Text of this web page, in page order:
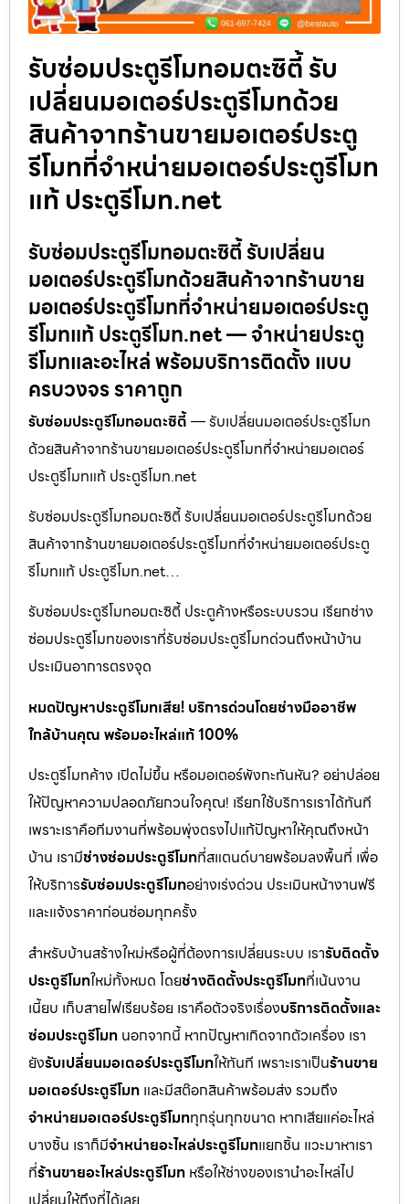
รับซ่อมประตูรีโมทอมตะซิตี้ รับ
เปลี่ยนมอเตอร์ประตูรีโมทด้วย
สินค้าจากร้านขายมอเตอร์ประตู
รีโมทที่จำหน่ายมอเตอร์ประตูรีโมท
แท้ ประตูรีโมท.net
รับซ่อมประตูรีโมทอมตะซิตี้ รับเปลี่ยน
มอเตอร์ประตูรีโมทด้วยสินค้าจากร้านขาย
มอเตอร์ประตูรีโมทที่จำหน่ายมอเตอร์ประตู
รีโมทแท้ ประตูรีโมท.net — จำหน่ายประตู
รีโมทและอะไหล่ พร้อมบริการติดตั้ง แบบ
ครบวงจร ราคาถูก
รับซ่อมประตูรีโมทอมตะซิตี้ — รับเปลี่ยนมอเตอร์ประตูรีโมท
ด้วยสินค้าจากร้านขายมอเตอร์ประตูรีโมทที่จำหน่ายมอเตอร์
ประตูรีโมทแท้ ประตูรีโมท.net
รับซ่อมประตูรีโมทอมตะซิตี้ รับเปลี่ยนมอเตอร์ประตูรีโมทด้วย
สินค้าจากร้านขายมอเตอร์ประตูรีโมทที่จำหน่ายมอเตอร์ประตู
รีโมทแท้ ประตูรีโมท.net…
รับซ่อมประตูรีโมทอมตะซิตี้ ประตูค้างหรือระบบรวน เรียกช่าง
ซ่อมประตูรีโมทของเราที่รับซ่อมประตูรีโมทด่วนถึงหน้าบ้าน
ประเมินอาการตรงจุด
หมดปัญหาประตูรีโมทเสีย! บริการด่วนโดยช่างมืออาชีพ
ใกล้บ้านคุณ พร้อมอะไหล่แท้ 100%
ประตูรีโมทค้าง เปิดไม่ขึ้น หรือมอเตอร์พังกะทันหัน? อย่าปล่อย
ให้ปัญหาความปลอดภัยกวนใจคุณ! เรียกใช้บริการเราได้ทันที
เพราะเราคือทีมงานที่พร้อมพุ่งตรงไปแก้ปัญหาให้คุณถึงหน้า
บ้าน เรามีช่างซ่อมประตูรีโมทที่สแตนด์บายพร้อมลงพื้นที่ เพื่อ
ให้บริการรับซ่อมประตูรีโมทอย่างเร่งด่วน ประเมินหน้างานฟรี
และแจ้งราคาก่อนซ่อมทุกครั้ง
สำหรับบ้านสร้างใหม่หรือผู้ที่ต้องการเปลี่ยนระบบ เรารับติดตั้ง
ประตูรีโมทใหม่ทั้งหมด โดยช่างติดตั้งประตูรีโมทที่เน้นงาน
เนี้ยบ เก็บสายไฟเรียบร้อย เราคือตัวจริงเรื่องบริการติดตั้งและ
ซ่อมประตูรีโมท นอกจากนี้ หากปัญหาเกิดจากตัวเครื่อง เรา
ยังรับเปลี่ยนมอเตอร์ประตูรีโมทให้ทันที เพราะเราเป็นร้านขาย
มอเตอร์ประตูรีโมท และมีสต๊อกสินค้าพร้อมส่ง รวมถึง
จำหน่ายมอเตอร์ประตูรีโมททุกรุ่นทุกขนาด หากเสียแค่อะไหล่
บางชิ้น เราก็มีจำหน่ายอะไหล่ประตูรีโมทแยกชิ้น แวะมาหาเรา
ที่ร้านขายอะไหล่ประตูรีโมท หรือให้ช่างของเรานำอะไหล่ไป